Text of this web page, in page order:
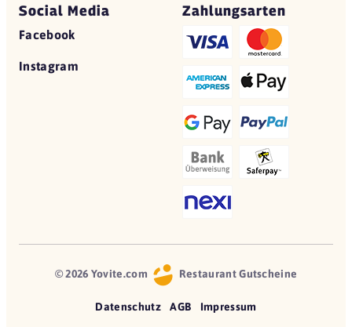
Social Media
Facebook
Instagram
Zahlungsarten
© 2026 Yovite.com Restaurant Gutscheine
Datenschutz AGB Impressum